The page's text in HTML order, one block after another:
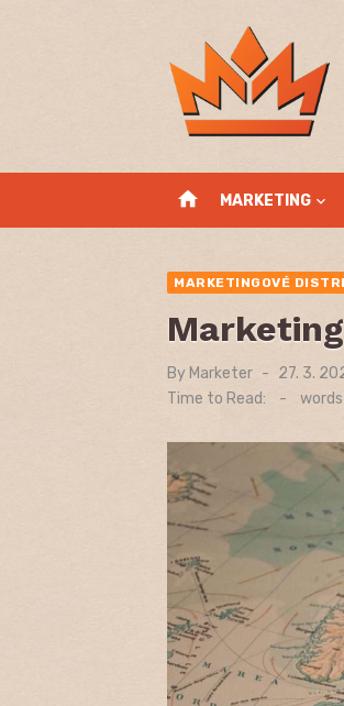
home MARKETING
MARKETINGOVÉ
By Marketer
Posted
27. 3.
Time to Read:
- words